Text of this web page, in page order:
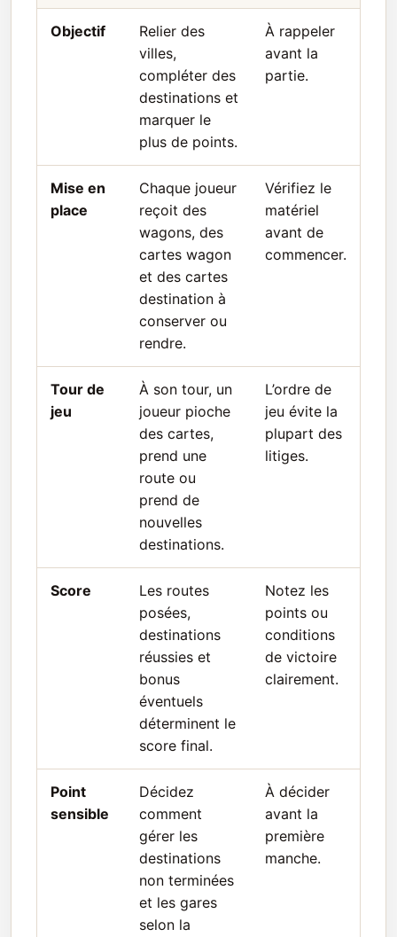
Objectif
Relier des
villes,
compléter des
destinations et
marquer le
plus de points.
À rappeler
avant la
partie.
Mise en
place
Chaque joueur
reçoit des
wagons, des
cartes wagon
et des cartes
destination à
conserver ou
rendre.
Vérifiez le
matériel
avant de
commencer.
Tour de
jeu
À son tour, un
joueur pioche
des cartes,
prend une
route ou
prend de
nouvelles
destinations.
L’ordre de
jeu évite la
plupart des
litiges.
Score
Les routes
posées,
destinations
réussies et
bonus
éventuels
déterminent le
score final.
Notez les
points ou
conditions
de victoire
clairement.
Point
sensible
Décidez
comment
gérer les
destinations
non terminées
et les gares
selon la
À décider
avant la
première
manche.